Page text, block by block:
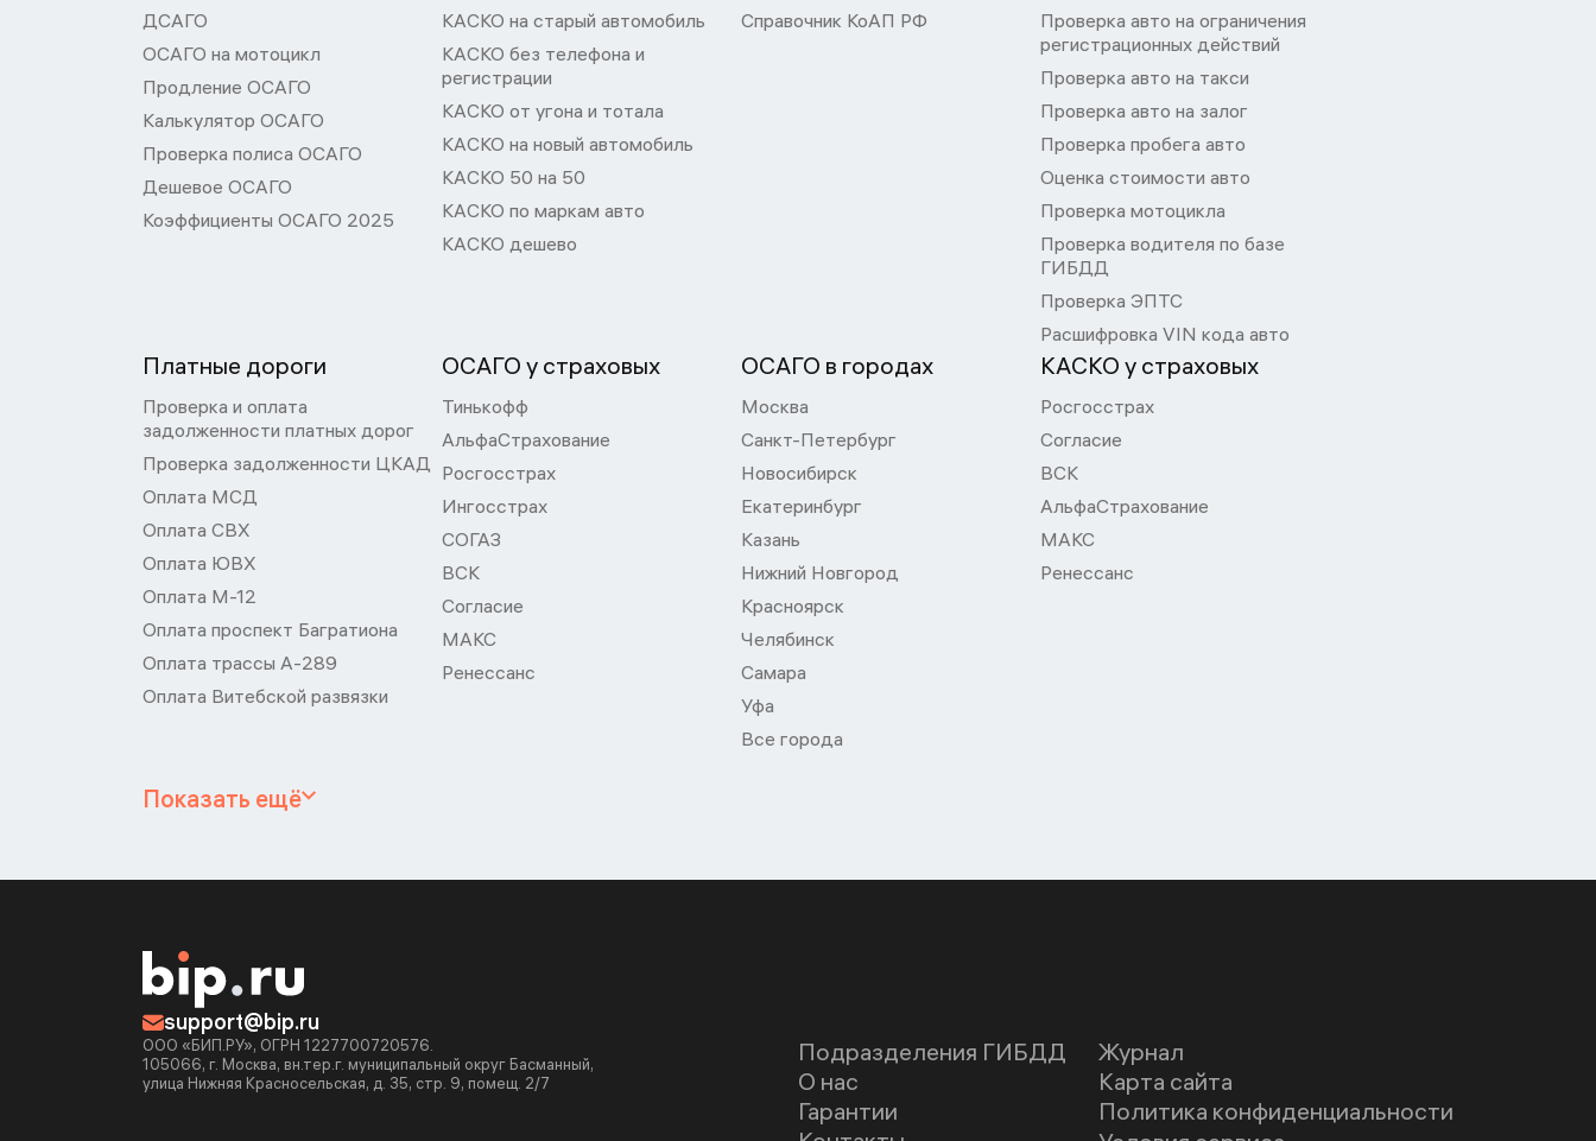
ДСАГО
ОСАГО на мотоцикл
Продление ОСАГО
Калькулятор ОСАГО
Проверка полиса ОСАГО
Дешевое ОСАГО
Коэффициенты ОСАГО 2025
КАСКО на старый автомобиль
КАСКО без телефона и
регистрации
КАСКО от угона и тотала
КАСКО на новый автомобиль
КАСКО 50 на 50
КАСКО по маркам авто
КАСКО дешево
Справочник КоАП РФ
Проверка авто на ограничения
регистрационных действий
Проверка авто на такси
Проверка авто на залог
Проверка пробега авто
Оценка стоимости авто
Проверка мотоцикла
Проверка водителя по базе
ГИБДД
Проверка ЭПТС
Расшифровка VIN кода авто
Платные дороги
Проверка и оплата
задолженности платных дорог
Проверка задолженности ЦКАД
Оплата МСД
Оплата СВХ
Оплата ЮВХ
Оплата М-12
Оплата проспект Багратиона
Оплата трассы А-289
Оплата Витебской развязки
ОСАГО у страховых
Тинькофф
АльфаСтрахование
Росгосстрах
Ингосстрах
СОГАЗ
ВСК
Согласие
МАКС
Ренессанс
ОСАГО в городах
Москва
Санкт-Петербург
Новосибирск
Екатеринбург
Казань
Нижний Новгород
Красноярск
Челябинск
Самара
Уфа
Все города
КАСКО у страховых
Росгосстрах
Согласие
ВСК
АльфаСтрахование
МАКС
Ренессанс
Показать ещё
support@bip.ru
ООО «БИП.РУ», ОГРН 1227700720576.
105066, г. Москва, вн.тер.г. муниципальный округ Басманный,
улица Нижняя Красносельская, д. 35, стр. 9, помещ. 2/7
Подразделения ГИБДД
О нас
Гарантии
Журнал
Карта сайта
Политика конфиденциальности